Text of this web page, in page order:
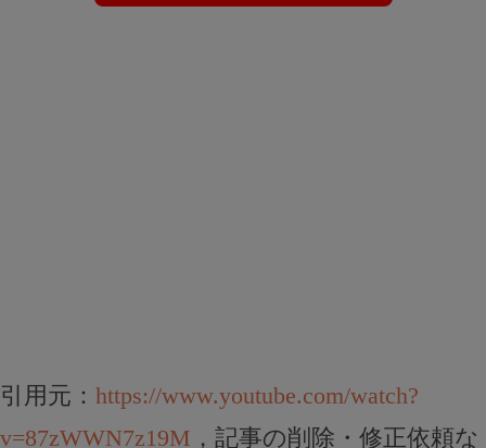
引用元： https://www.youtube.com/watch?
v=87zWWN7z19M ，記事の削除・修正依頼な